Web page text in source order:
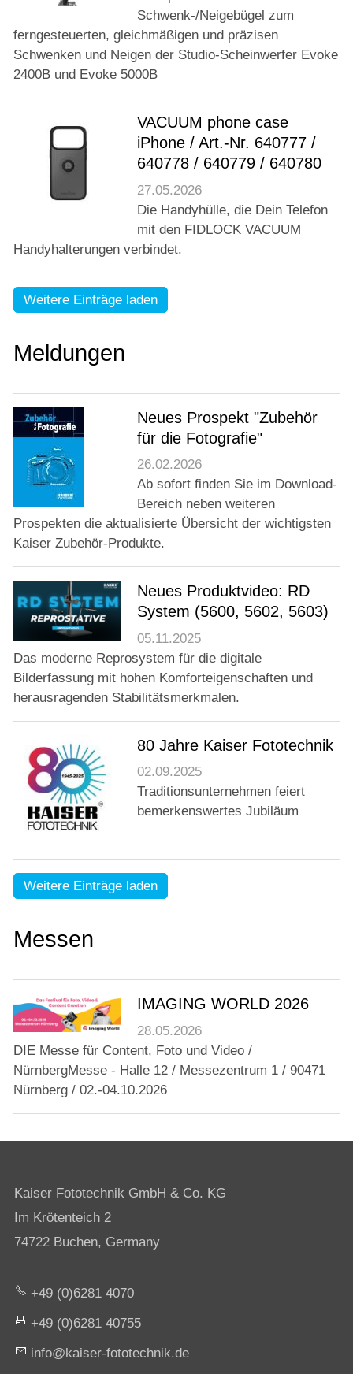
Schwenk-/Neigebügel zum
ferngesteuerten, gleichmäßigen und präzisen
Schwenken und Neigen der Studio-Scheinwerfer Evoke
2400B und Evoke 5000B
VACUUM phone case
iPhone / Art.-Nr. 640777 /
640778 / 640779 / 640780
27.05.2026
Die Handyhülle, die Dein Telefon
mit den FIDLOCK VACUUM
Handyhalterungen verbindet.
Weitere Einträge laden
Meldungen
Neues Prospekt "Zubehör
für die Fotografie"
26.02.2026
Ab sofort finden Sie im Download-
Bereich neben weiteren
Prospekten die aktualisierte Übersicht der wichtigsten
Kaiser Zubehör-Produkte.
Neues Produktvideo: RD
System (5600, 5602, 5603)
05.11.2025
Das moderne Reprosystem für die digitale
Bilderfassung mit hohen Komforteigenschaften und
herausragenden Stabilitätsmerkmalen.
80 Jahre Kaiser Fototechnik
02.09.2025
Traditionsunternehmen feiert
bemerkenswertes Jubiläum
Weitere Einträge laden
Messen
IMAGING WORLD 2026
28.05.2026
DIE Messe für Content, Foto und Video /
NürnbergMesse - Halle 12 / Messezentrum 1 / 90471
Nürnberg / 02.-04.10.2026
Kaiser Fototechnik GmbH & Co. KG
Im Krötenteich 2
74722 Buchen, Germany
+49 (0)6281 4070
+49 (0)6281 40755
nf
k s r-f t t chn k d